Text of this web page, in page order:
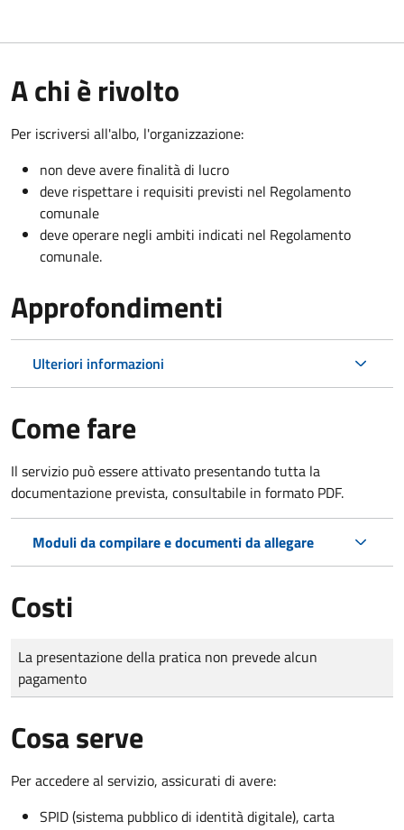
A chi è rivolto
Per iscriversi all'albo, l'organizzazione:
non deve avere finalità di lucro
deve rispettare i requisiti previsti nel Regolamento
comunale
deve operare negli ambiti indicati nel Regolamento
comunale.
Approfondimenti
Ulteriori informazioni
Come fare
Il servizio può essere attivato presentando tutta la
documentazione prevista, consultabile in formato PDF.
Moduli da compilare e documenti da allegare
Costi
Tipo di pagamento
Importo
La presentazione della pratica non prevede alcun
pagamento
Cosa serve
Per accedere al servizio, assicurati di avere:
SPID (sistema pubblico di identità digitale), carta